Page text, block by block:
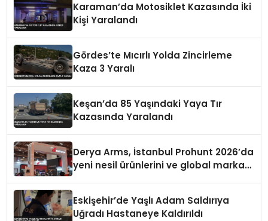
Karaman’da Motosiklet Kazasında İki
Kişi Yaralandı
Gördes’te Mıcırlı Yolda Zincirleme
Kaza 3 Yaralı
Keşan’da 85 Yaşındaki Yaya Tır
Kazasında Yaralandı
Derya Arms, İstanbul Prohunt 2026’da
yeni nesil ürünlerini ve global marka
Eskişehir’de Yaşlı Adam Saldırıya
Uğradı Hastaneye Kaldırıldı